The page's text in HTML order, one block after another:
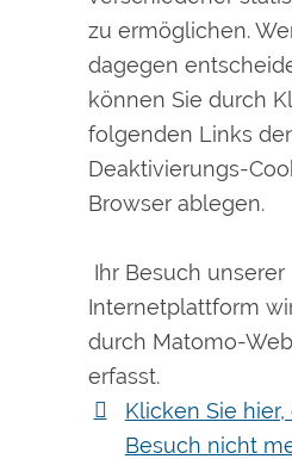
zu ermöglichen.
dagegen
können Sie durch
folgenden Links
Deaktivierungs-
Browser ablegen.
Ihr Besuch unserer
Internetplattform
durch Matomo-
erfasst.
Klicken Sie
Besuch nicht